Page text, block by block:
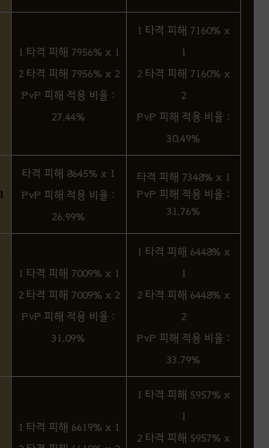
1 타격 피해 7956% x 1
2 타격 피해 7956% x 2
PvP 피해 적용 비율 :
27.44%
1 타격 피해 7160% x
1
2 타격 피해 7160% x
2
PvP 피해 적용 비율 :
30.49%
타격 피해 8645% x 1
PvP 피해 적용 비율 :
26.99%
타격 피해 7348% x 1
PvP 피해 적용 비율 :
31.76%
1 타격 피해 7009% x 1
2 타격 피해 7009% x 2
PvP 피해 적용 비율 :
31.09%
1 타격 피해 6448% x
1
2 타격 피해 6448% x
2
PvP 피해 적용 비율 :
33.79%
1 타격 피해 6619% x 1
1 타격 피해 5957% x
1
2 타격 피해 5957% x